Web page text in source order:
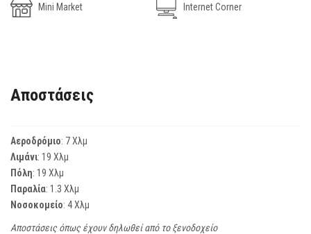
Mini Market Internet Corner
Αποστάσεις
Αεροδρόμιο: 7 Χλμ
Λιμάνι: 19 Χλμ
Πόλη: 19 Χλμ
Παραλία: 1.3 Χλμ
Νοσοκομείο: 4 Χλμ
Αποστάσεις όπως έχουν δηλωθεί από το ξενοδοχείο